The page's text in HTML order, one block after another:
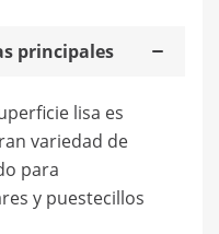
principales
lisa es
variedad de
para
y puestecillos